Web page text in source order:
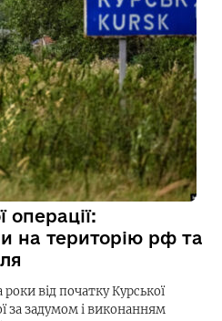
операції:
на територію рф та
від початку Курської
за задумом і виконанням